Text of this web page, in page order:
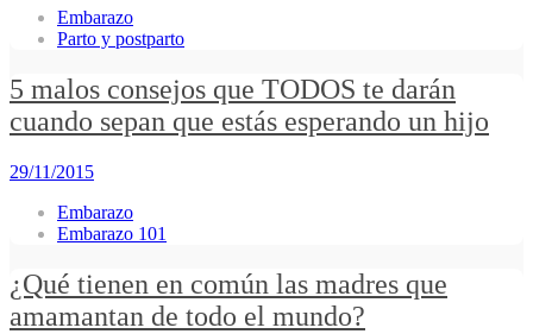
Embarazo
Parto y postparto
5 malos consejos que TODOS te darán
cuando sepan que estás esperando un hijo
29/11/2015
Embarazo
Embarazo 101
¿Qué tienen en común las madres que
amamantan de todo el mundo?